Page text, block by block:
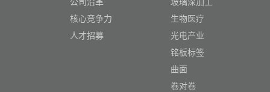
核心竞争力
人才招募
生物医疗
光电产业
铭板标签
曲面
卷对卷